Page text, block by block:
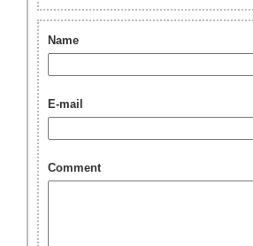
Name
E-mail
Comment